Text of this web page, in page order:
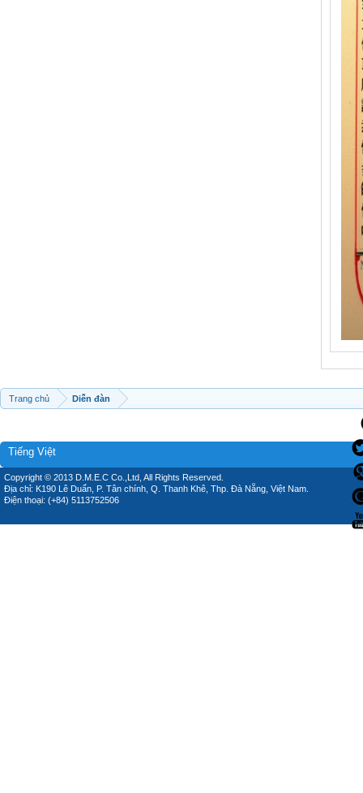
Trang chủ Diễn đàn
Tiếng Việt
Copyright © 2013 D.M.E.C Co.,Ltd, All Rights Reserved.
Địa chỉ: K190 Lê Duẩn, P. Tân chính, Q. Thanh Khê, Thp. Đà Nẵng, Việt Nam.
Điện thoại: (+84) 5113752506